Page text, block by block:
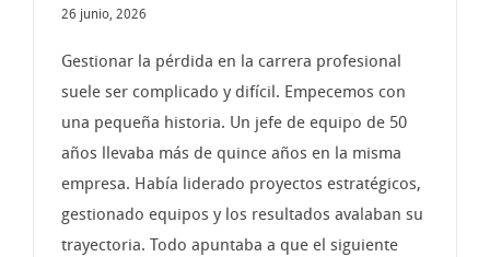
26 junio, 2026
Gestionar la pérdida en la carrera profesional
suele ser complicado y difícil. Empecemos con
una pequeña historia. Un jefe de equipo de 50
años llevaba más de quince años en la misma
empresa. Había liderado proyectos estratégicos,
gestionado equipos y los resultados avalaban su
trayectoria. Todo apuntaba a que el siguiente